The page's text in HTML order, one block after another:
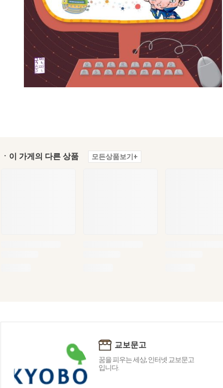
ㆍ이 가게의 다른 상품 모든상품보기+
교보문고
꿈을 피우는 세상, 인터넷 교보문고
입니다.